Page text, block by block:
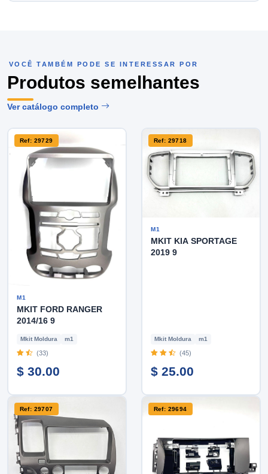
VOCÊ TAMBÉM PODE SE INTERESSAR POR
Produtos semelhantes
Ver catálogo completo
Ref: 29729
M1
MKIT FORD RANGER
2014/16 9
Mkit Moldura m1
(33)
$ 30.00
Ref: 29718
M1
MKIT KIA SPORTAGE
2019 9
Mkit Moldura m1
(45)
$ 25.00
Ref: 29707 Ref: 29694